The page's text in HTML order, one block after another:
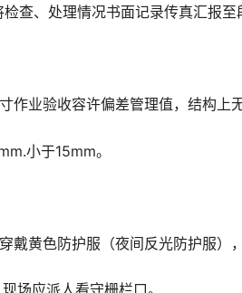
查、处理情况书面记录传真汇报至
作业验收容许偏差管理值，结构上
小于15mm。
戴黄色防护服（夜间反光防护服）